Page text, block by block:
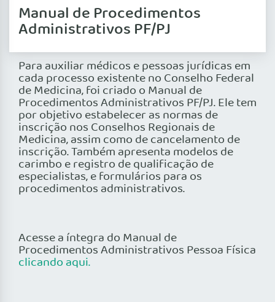
Manual de Procedimentos
Administrativos PF/PJ
Para auxiliar médicos e pessoas jurídicas em
cada processo existente no Conselho Federal
de Medicina, foi criado o Manual de
Procedimentos Administrativos PF/PJ. Ele tem
por objetivo estabelecer as normas de
inscrição nos Conselhos Regionais de
Medicina, assim como de cancelamento de
inscrição. Também apresenta modelos de
carimbo e registro de qualificação de
especialistas, e formulários para os
procedimentos administrativos.
Acesse a íntegra do Manual de
Procedimentos Administrativos Pessoa Física
clicando aqui.